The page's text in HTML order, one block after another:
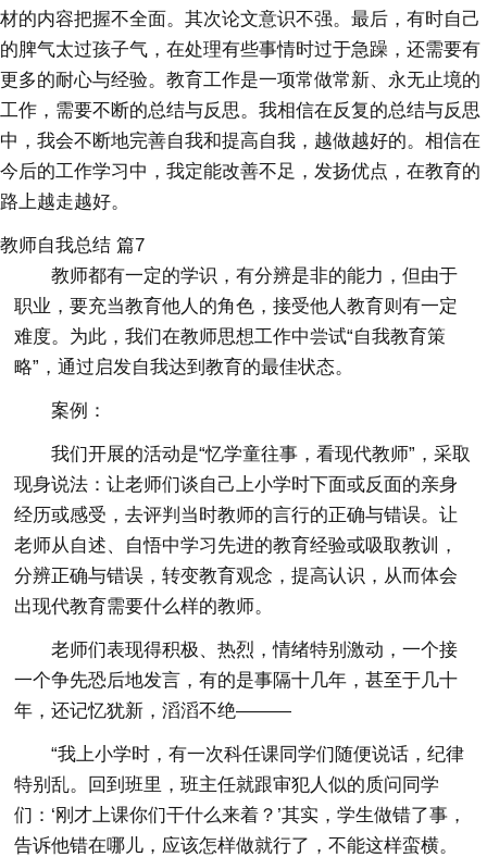
材的内容把握不全面。其次论文意识不强。最后，有时自己
的脾气太过孩子气，在处理有些事情时过于急躁，还需要有
更多的耐心与经验。教育工作是一项常做常新、永无止境的
工作，需要不断的总结与反思。我相信在反复的总结与反思
中，我会不断地完善自我和提高自我，越做越好的。相信在
今后的工作学习中，我定能改善不足，发扬优点，在教育的
路上越走越好。
教师自我总结 篇7
教师都有一定的学识，有分辨是非的能力，但由于
职业，要充当教育他人的角色，接受他人教育则有一定
难度。为此，我们在教师思想工作中尝试“自我教育策
略”，通过启发自我达到教育的最佳状态。
案例：
我们开展的活动是“忆学童往事，看现代教师”，采取
现身说法：让老师们谈自己上小学时下面或反面的亲身
经历或感受，去评判当时教师的言行的正确与错误。让
老师从自述、自悟中学习先进的教育经验或吸取教训，
分辨正确与错误，转变教育观念，提高认识，从而体会
出现代教育需要什么样的教师。
老师们表现得积极、热烈，情绪特别激动，一个接
一个争先恐后地发言，有的是事隔十几年，甚至于几十
年，还记忆犹新，滔滔不绝———
“我上小学时，有一次科任课同学们随便说话，纪律
特别乱。回到班里，班主任就跟审犯人似的质问同学
们：‘刚才上课你们干什么来着？’其实，学生做错了事，
告诉他错在哪儿，应该怎样做就行了，不能这样蛮横。